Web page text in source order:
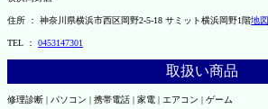
住所 ： 神奈川県横浜市西区岡野2-5-18 サミット横浜岡野1階地図
TEL ： 0453147301
取扱い商品
修理診断 | パソコン | 携帯電話 | 家電 | エアコン | ゲーム